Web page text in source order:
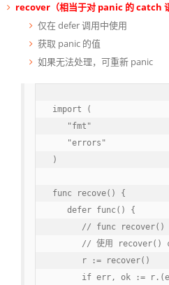
recover（相当于对 panic 的 catch
仅在 defer 调用中使用
获取 panic 的值
如果无法处理，可重新 panic
import (
   "fmt"
   "errors"
)
func recove() {
   defer func() {
// func recover()
// 使用 recover()
      r := recover()
if err, ok :=